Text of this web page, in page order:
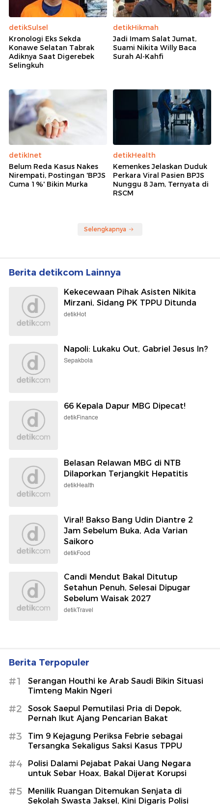
detikSulsel
Kronologi Eks Sekda
Konawe Selatan Tabrak
Adiknya Saat Digerebek
Selingkuh
detikHikmah
Jadi Imam Salat Jumat,
Suami Nikita Willy Baca
Surah Al-Kahfi
detikInet
Belum Reda Kasus Nakes
Nirempati, Postingan 'BPJS
Cuma 1%' Bikin Murka
detikHealth
Kemenkes Jelaskan Duduk
Perkara Viral Pasien BPJS
Nunggu 8 Jam, Ternyata di
RSCM
Selengkapnya
Berita detikcom Lainnya
Kekecewaan Pihak Asisten Nikita
Mirzani, Sidang PK TPPU Ditunda
detikHot
Napoli: Lukaku Out, Gabriel Jesus In?
Sepakbola
66 Kepala Dapur MBG Dipecat!
detikFinance
Belasan Relawan MBG di NTB
Dilaporkan Terjangkit Hepatitis
detikHealth
Viral! Bakso Bang Udin Diantre 2
Jam Sebelum Buka, Ada Varian
Saikoro
detikFood
Candi Mendut Bakal Ditutup
Setahun Penuh, Selesai Dipugar
Sebelum Waisak 2027
detikTravel
Berita Terpopuler
#1
Serangan Houthi ke Arab Saudi Bikin Situasi
Timteng Makin Ngeri
#2
Sosok Saepul Pemutilasi Pria di Depok,
Pernah Ikut Ajang Pencarian Bakat
#3
Tim 9 Kejagung Periksa Febrie sebagai
Tersangka Sekaligus Saksi Kasus TPPU
#4
Polisi Dalami Pejabat Pakai Uang Negara
untuk Sebar Hoax, Bakal Dijerat Korupsi
#5
Menilik Ruangan Ditemukan Senjata di
Sekolah Swasta Jaksel, Kini Digaris Polisi